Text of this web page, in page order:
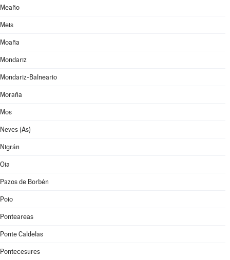
Meaño
Meis
Moaña
Mondariz
Mondariz-Balneario
Moraña
Mos
Neves (As)
Nigrán
Oia
Pazos de Borbén
Poio
Ponteareas
Ponte Caldelas
Pontecesures